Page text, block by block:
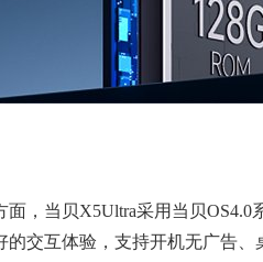
面，当贝X5Ultra采用当贝OS4.0
的交互体验，支持开机无广告